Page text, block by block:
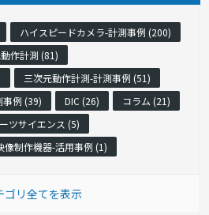
ハイスピードカメラ-計測事例 (200)
作計測 (81)
三次元動作計測-計測事例 (51)
例 (39)
DIC (26)
コラム (21)
ツサイエンス (5)
像制作機器-活用事例 (1)
ゴリ全てを表示